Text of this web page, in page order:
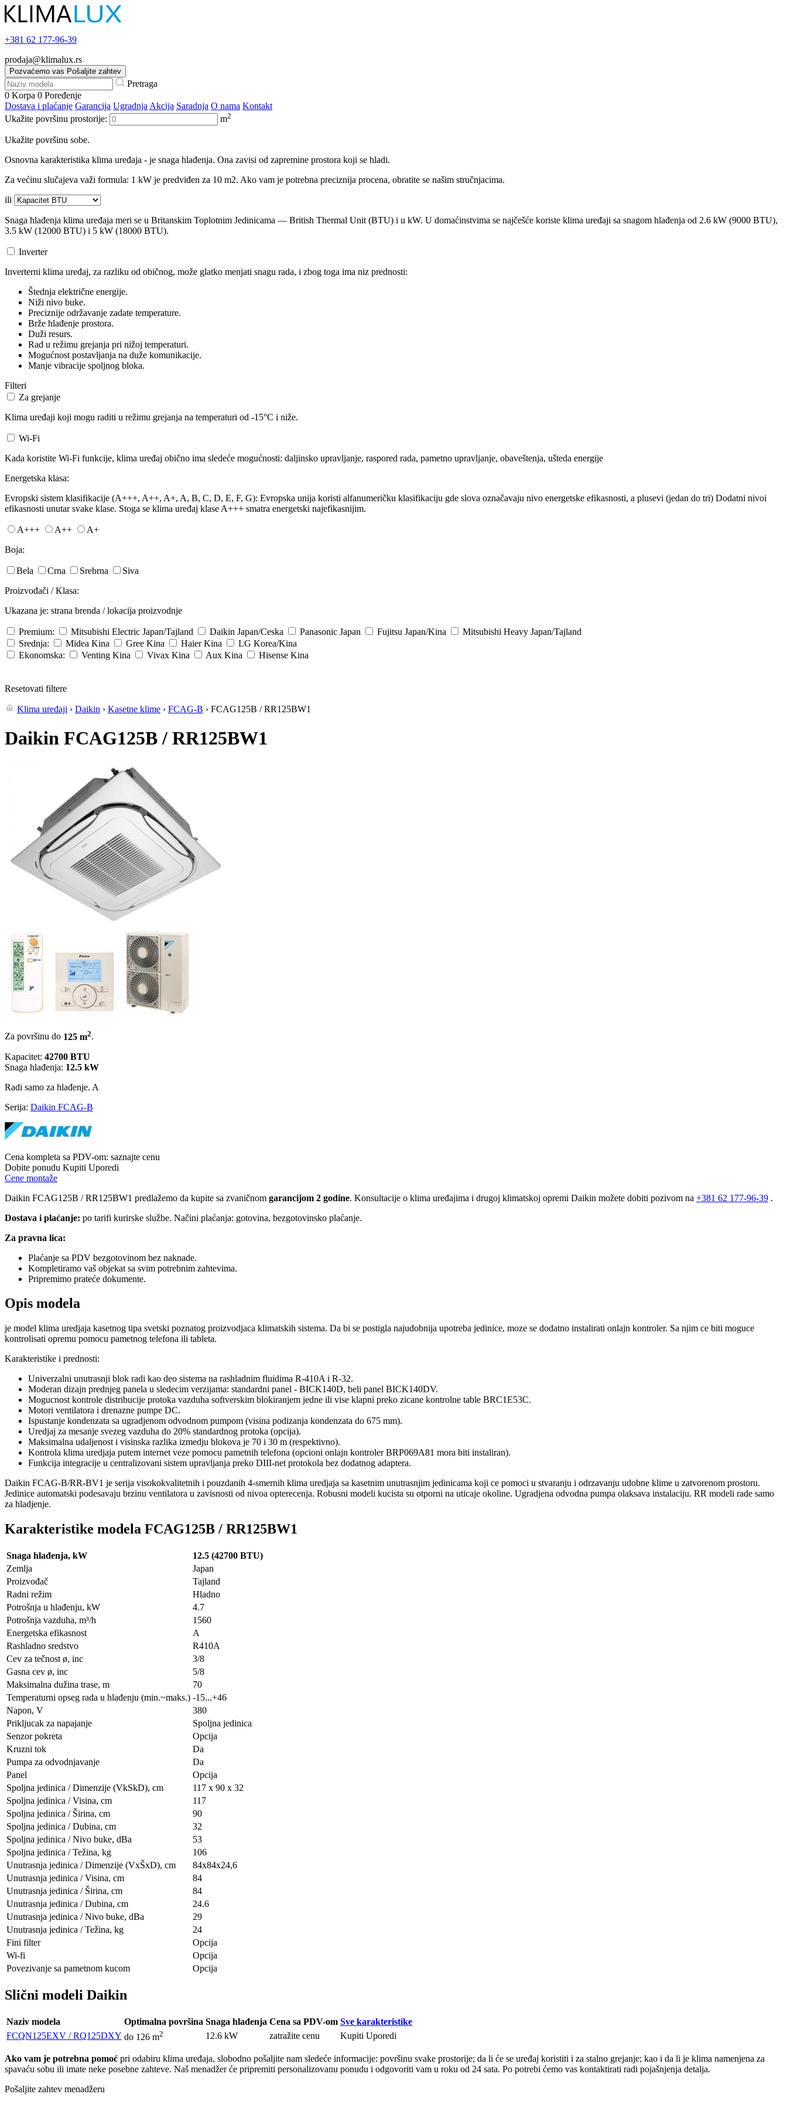
+381 62 177-96-39
prodaja@klimalux.rs
Pozvaćemo vas Pošaljite zahtev
Pretraga
0 Korpa 0 Poređenje
Dostava i plaćanje Garancija Ugradnja Akcija Saradnja O nama Kontakt
Ukažite površinu prostorije:
m2
Ukažite površinu sobe.
Osnovna karakteristika klima uređaja - je snaga hlađenja. Ona zavisi od zapremine prostora koji se hladi.
Za većinu slučajeva važi formula: 1 kW je predviđen za 10 m2. Ako vam je potrebna preciznija procena, obratite se našim stručnjacima.
ili
Snaga hlađenja klima uređaja meri se u Britanskim Toplotnim Jedinicama — British Thermal Unit (BTU) i u kW. U domaćinstvima se najčešće koriste klima uređaji sa snagom hlađenja od 2.6 kW (9000 BTU),
3.5 kW (12000 BTU) i 5 kW (18000 BTU).
Inverter
Inverterni klima uređaj, za razliku od običnog, može glatko menjati snagu rada, i zbog toga ima niz prednosti:
Štednja električne energije.
Niži nivo buke.
Preciznije održavanje zadate temperature.
Brže hlađenje prostora.
Duži resurs.
Rad u režimu grejanja pri nižoj temperaturi.
Mogućnost postavljanja na duže komunikacije.
Manje vibracije spoljnog bloka.
Filteri
Za grejanje
Klima uređaji koji mogu raditi u režimu grejanja na temperaturi od -15°C i niže.
Wi-Fi
Kada koristite Wi-Fi funkcije, klima uređaj obično ima sledeće mogućnosti: daljinsko upravljanje, raspored rada, pametno upravljanje, obaveštenja, ušteda energije
Energetska klasa:
Evropski sistem klasifikacije (A+++, A++, A+, A, B, C, D, E, F, G): Evropska unija koristi alfanumeričku klasifikaciju gde slova označavaju nivo energetske efikasnosti, a plusevi (jedan do tri) Dodatni nivoi
efikasnosti unutar svake klase. Stoga se klima uređaj klase A+++ smatra energetski najefikasnijim.
A+++ A++
A+
Boja:
Bela Crna Srebrna
Siva
Proizvođači / Klasa:
Ukazana je: strana brenda / lokacija proizvodnje
Premium: Mitsubishi Electric Japan/Tajland Daikin Japan/Ceska Panasonic Japan Fujitsu Japan/Kina Mitsubishi Heavy Japan/Tajland
Srednja:
Midea Kina Gree Kina Haier Kina LG Korea/Kina
Ekonomska:
Venting Kina Vivax Kina Aux Kina Hisense Kina
Resetovati filtere
Klima uređaji › Daikin › Kasetne klime › FCAG-B › FCAG125B / RR125BW1
Daikin FCAG125B / RR125BW1
Za površinu do 125 m2.
Kapacitet: 42700 BTU
Snaga hlađenja: 12.5 kW
Radi samo za hlađenje. A
Serija: Daikin FCAG-B
Cena kompleta sa PDV-om: saznajte cenu
Dobite ponudu Kupiti Uporedi
Cene montaže
Daikin FCAG125B / RR125BW1 predlažemo da kupite sa zvaničnom garancijom 2 godine. Konsultacije o klima uređajima i drugoj klimatskoj opremi Daikin možete dobiti pozivom na +381 62 177-96-39 .
Dostava i plaćanje: po tarifi kurirske službe. Načini plaćanja: gotovina, bezgotovinsko plaćanje.
Za pravna lica:
Plaćanje sa PDV bezgotovinom bez naknade.
Kompletiramo vaš objekat sa svim potrebnim zahtevima.
Pripremimo prateće dokumente.
Opis modela
je model klima uredjaja kasetnog tipa svetski poznatog proizvodjaca klimatskih sistema. Da bi se postigla najudobnija upotreba jedinice, moze se dodatno instalirati onlajn kontroler. Sa njim ce biti moguce
kontrolisati opremu pomocu pametnog telefona ili tableta.
Karakteristike i prednosti:
Univerzalni unutrasnji blok radi kao deo sistema na rashladnim fluidima R-410A i R-32.
Moderan dizajn prednjeg panela u sledecim verzijama: standardni panel - BICK140D, beli panel BICK140DV.
Mogucnost kontrole distribucije protoka vazduha softverskim blokiranjem jedne ili vise klapni preko zicane kontrolne table BRC1E53C.
Motori ventilatora i drenazne pumpe DC.
Ispustanje kondenzata sa ugradjenom odvodnom pumpom (visina podizanja kondenzata do 675 mm).
Uredjaj za mesanje svezeg vazduha do 20% standardnog protoka (opcija).
Maksimalna udaljenost i visinska razlika izmedju blokova je 70 i 30 m (respektivno).
Kontrola klima uredjaja putem internet veze pomocu pametnih telefona (opcioni onlajn kontroler BRP069A81 mora biti instaliran).
Funkcija integracije u centralizovani sistem upravljanja preko DIII-net protokola bez dodatnog adaptera.
Daikin FCAG-B/RR-BV1 je serija visokokvalitetnih i pouzdanih 4-smernih klima uredjaja sa kasetnim unutrasnjim jedinicama koji ce pomoci u stvaranju i odrzavanju udobne klime u zatvorenom prostoru.
Jedinice automatski podesavaju brzinu ventilatora u zavisnosti od nivoa opterecenja. Robusni modeli kucista su otporni na uticaje okoline. Ugradjena odvodna pumpa olaksava instalaciju. RR modeli rade samo
za hladjenje.
Karakteristike modela FCAG125B / RR125BW1
Snaga hlađenja, kW
12.5 (42700 BTU)
Zemlja
Japan
Proizvođač
Tajland
Radni režim
Hladno
Potrošnja u hlađenju, kW
4.7
Potrošnja vazduha, m³/h
1560
Energetska efikasnost
A
Rashladno sredstvo
R410A
Cev za tečnost ø, inc
3/8
Gasna cev ø, inc
5/8
Maksimalna dužina trase, m
70
Temperaturni opseg rada u hlađenju (min.~maks.) -15...+46
Napon, V
380
Prikljucak za napajanje
Spoljna jedinica
Senzor pokreta
Opcija
Kruzni tok
Da
Pumpa za odvodnjavanje
Da
Panel
Opcija
Spoljna jedinica / Dimenzije (VkSkD), сm
117 x 90 x 32
Spoljna jedinica / Visina, сm
117
Spoljna jedinica / Širina, сm
90
Spoljna jedinica / Dubina, сm
32
Spoljna jedinica / Nivo buke, dBa
53
Spoljna jedinica / Težina, kg
106
Unutrasnja jedinica / Dimenzije (VxŠxD), сm
84x84х24,6
Unutrasnja jedinica / Visina, сm
84
Unutrasnja jedinica / Širina, сm
84
Unutrasnja jedinica / Dubina, сm
24.6
Unutrasnja jedinica / Nivo buke, dBa
29
Unutrasnja jedinica / Težina, kg
24
Fini filter
Opcija
Wi-fi
Opcija
Povezivanje sa pametnom kucom
Opcija
Slični modeli Daikin
Naziv modela Optimalna površina Snaga hlađenja Cena sa PDV-om Sve karakteristike
FCQN125EXV / RQ125DXY do 126 m2 12.6 kW zatražite cenu Kupiti Uporedi
Ako vam je potrebna pomoć pri odabiru klima uređaja, slobodno pošaljite nam sledeće informacije: površinu svake prostorije; da li će se uređaj koristiti i za stalno grejanje; kao i da li je klima namenjena za
spavaću sobu ili imate neke posebne zahteve. Naš menadžer će pripremiti personalizovanu ponudu i odgovoriti vam u roku od 24 sata. Po potrebi ćemo vas kontaktirati radi pojašnjenja detalja.
Pošaljite zahtev menadžeru